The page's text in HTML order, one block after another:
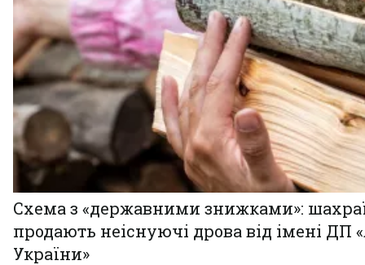
Схема з «державними знижками»:
продають неіснуючі дрова від імені ДП
України»